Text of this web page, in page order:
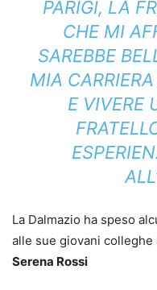
PARIGI, LA
CHE MI
SAREBBE
MIA
E VIVERE
La Dalmazio ha speso
alle sue giovani colleghe
Serena Rossi